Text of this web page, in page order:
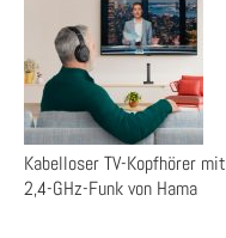
Kabelloser TV-Kopfhörer mit
2,4-GHz-Funk von Hama